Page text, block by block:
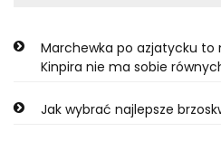
Marchewka po azjatycku to
Kinpira nie ma sobie
Jak wybrać najlepsze